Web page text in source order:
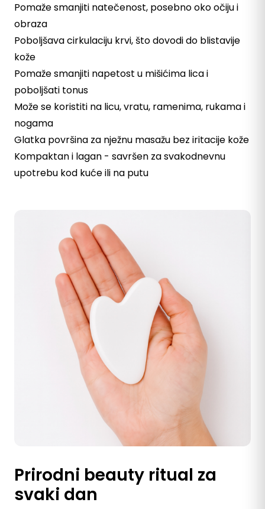
Pomaže smanjiti natečenost, posebno oko očiju i
obraza
Poboljšava cirkulaciju krvi, što dovodi do blistavije
kože
Pomaže smanjiti napetost u mišićima lica i
poboljšati tonus
Može se koristiti na licu, vratu, ramenima, rukama i
nogama
Glatka površina za nježnu masažu bez iritacije kože
Kompaktan i lagan - savršen za svakodnevnu
upotrebu kod kuće ili na putu
Prirodni beauty ritual za
svaki dan